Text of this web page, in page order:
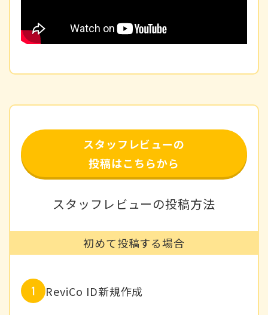
スタッフレビューの
投稿はこちらから
スタッフレビューの投稿方法
初めて投稿する場合
ReviCo ID新規作成